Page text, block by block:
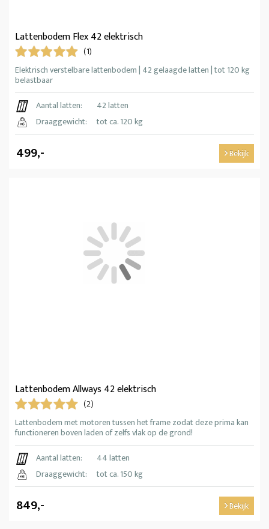
Lattenbodem Flex 42 elektrisch
(1)
Elektrisch verstelbare lattenbodem | 42 gelaagde latten | tot 120 kg
belastbaar
Aantal latten:
42 latten
Draaggewicht:
tot ca. 120 kg
499,- Bekijk
Lattenbodem Allways 42 elektrisch
(2)
Lattenbodem met motoren tussen het frame zodat deze prima kan
functioneren boven laden of zelfs vlak op de grond!
Aantal latten:
44 latten
Draaggewicht:
tot ca. 150 kg
849,- Bekijk